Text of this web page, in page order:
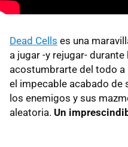
Dead Cells es una
a jugar -y rejugar-
acostumbrarte del todo
el impecable acabado de
los enemigos y sus
aleatoria. Un